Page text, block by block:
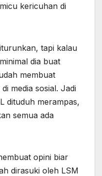
kericuhan di
tapi kalau
dia buat
membuat
media sosial. Jadi
dituduh merampas,
semua ada
opini biar
dirasuki oleh LSM